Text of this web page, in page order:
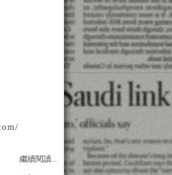
繼續閱讀...